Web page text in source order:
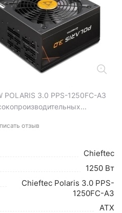
POLARIS 3.0 PPS-1250FC-A3
отзыв
Chieftec
1250 Вт
Chieftec Polaris 3.0 PPS-
1250FC-A3
ATX